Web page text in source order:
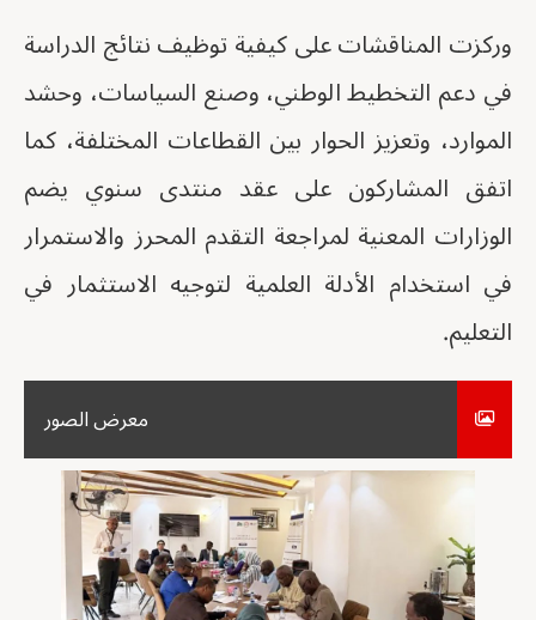
وركزت المناقشات على كيفية توظيف نتائج الدراسة
في دعم التخطيط الوطني، وصنع السياسات، وحشد
الموارد، وتعزيز الحوار بين القطاعات المختلفة، كما
اتفق المشاركون على عقد منتدى سنوي يضم
الوزارات المعنية لمراجعة التقدم المحرز والاستمرار
في استخدام الأدلة العلمية لتوجيه الاستثمار في
التعليم.
معرض الصور